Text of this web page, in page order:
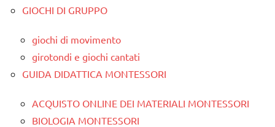
GIOCHI DI GRUPPO
giochi di movimento
girotondi e giochi cantati
GUIDA DIDATTICA MONTESSORI
ACQUISTO ONLINE DEI MATERIALI MONTESSORI
BIOLOGIA MONTESSORI